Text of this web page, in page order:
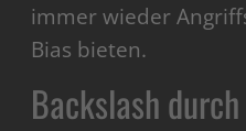
immer wieder
Bias bieten.
Backslash